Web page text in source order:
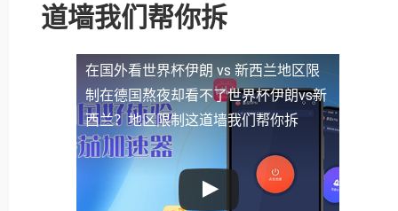
道墙我们帮你拆
在国外看世界杯伊朗 vs 新西兰地区限
制 在德国熬夜却看不了世界杯伊朗vs新
西兰？地区限制这道墙我们帮你拆